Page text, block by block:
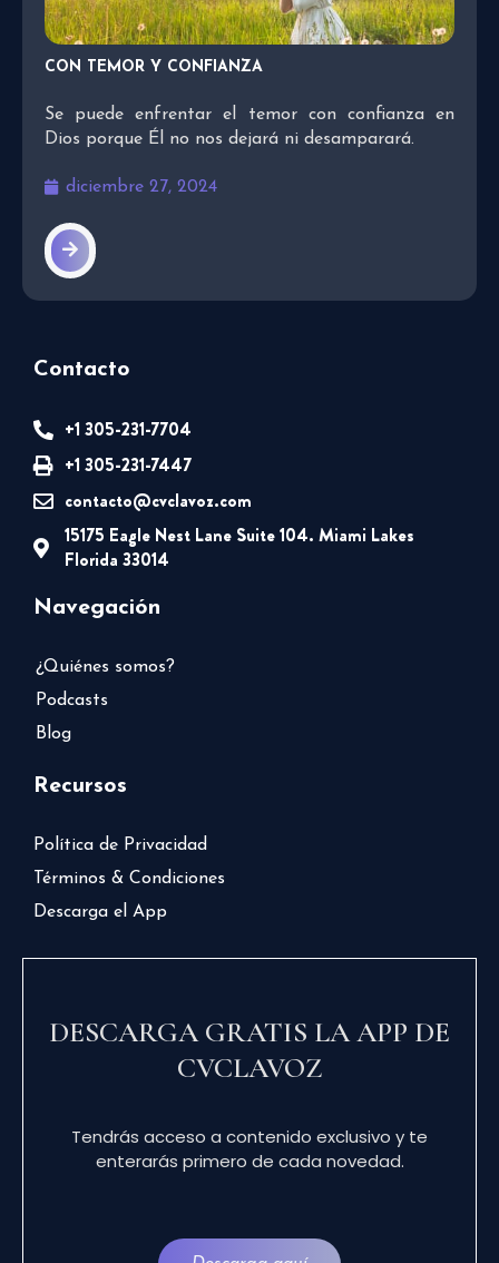
CON TEMOR Y CONFIANZA
Se puede enfrentar el temor con confianza en
Dios porque Él no nos dejará ni desamparará.
diciembre 27, 2024
Contacto
+1 305-231-7704
+1 305-231-7447
contacto@cvclavoz.com
15175 Eagle Nest Lane Suite 104. Miami Lakes
Florida 33014
Navegación
¿Quiénes somos?
Podcasts
Blog
Recursos
Política de Privacidad
Términos & Condiciones
Descarga el App
DESCARGA GRATIS LA APP DE
CVCLAVOZ
Tendrás acceso a contenido exclusivo y te
enterarás primero de cada novedad.